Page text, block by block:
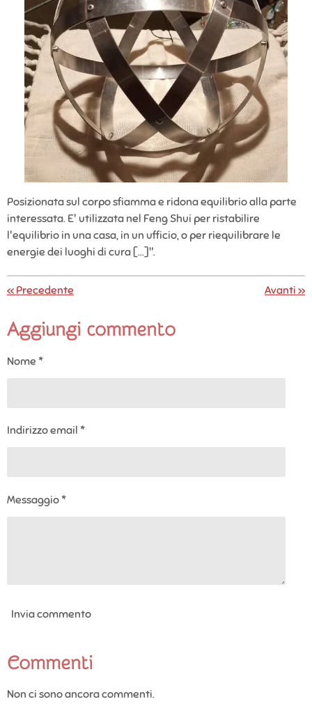
Posizionata sul corpo sfiamma e ridona equilibrio alla parte
interessata. E' utilizzata nel Feng Shui per ristabilire
l'equilibrio in una casa, in un ufficio, o per riequilibrare le
energie dei luoghi di cura [...]".
«Precedente Avanti»
Aggiungi commento
Nome *
Indirizzo email *
Messaggio *
Invia commento
Commenti
Non ci sono ancora commenti.